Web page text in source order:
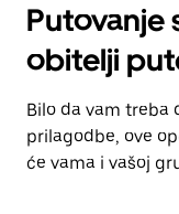
Putovanje
obitelji
Bilo da vam treba
prilagodbe, ove
će vama i vašoj